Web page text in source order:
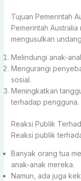
Tujuan Pemerintah
Pemerintah
mengusulkan
Melindungi anak-
Mengurangi
sosial.
Meningkatkan
terhadap pengguna.
Reaksi Publik
Reaksi publik
Banyak orang tua
anak-anak mereka.
Namun, ada juga